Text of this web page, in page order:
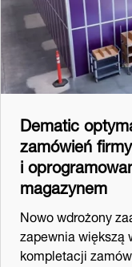
Dematic
zamówień
i
magazynem
Nowo wdrożony
zapewnia większą
kompletacji